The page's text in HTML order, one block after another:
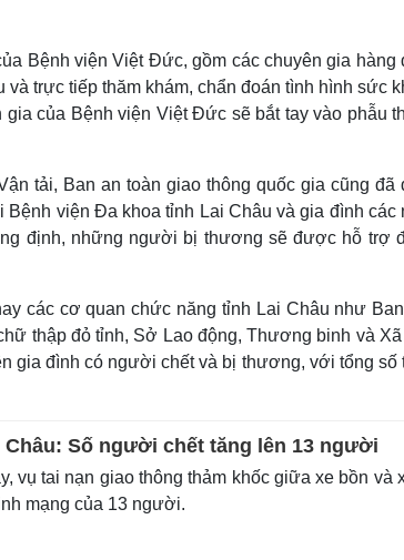
Bệnh viện Việt Đức, gồm các chuyên gia hàng
trực tiếp thăm khám, chẩn đoán tình hình sức
của Bệnh viện Việt Đức sẽ bắt tay vào phẫu
tải, Ban an toàn giao thông quốc gia cũng đã
viện Đa khoa tỉnh Lai Châu và gia đình các
định, những người bị thương sẽ được hỗ trợ
các cơ quan chức năng tỉnh Lai Châu như
thập đỏ tỉnh, Sở Lao động, Thương binh và Xã
gia đình có người chết và bị thương, với tổng số
Số người chết tăng lên 13 người
vụ tai nạn giao thông thảm khốc giữa xe bồn và
mạng của 13 người.